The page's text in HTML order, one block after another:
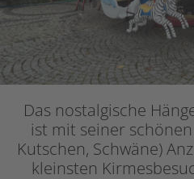
Das nostalgische
ist mit seiner
Kutschen, Schwäne)
kleinsten